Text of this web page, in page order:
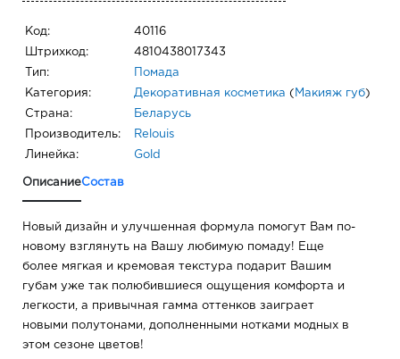
Код: 40116
Штрихкод: 4810438017343
Тип: Помада
Категория: Декоративная косметика ( Макияж губ)
Страна: Беларусь
Производитель: Relouis
Линейка: Gold
ОписаниеСостав
Новый дизайн и улучшенная формула помогут Вам по-
новому взглянуть на Вашу любимую помаду! Еще
более мягкая и кремовая текстура подарит Вашим
губам уже так полюбившиеся ощущения комфорта и
легкости, а привычная гамма оттенков заиграет
новыми полутонами, дополненными нотками модных в
этом сезоне цветов!